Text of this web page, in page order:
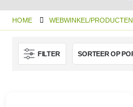
HOME WEBWINKEL/PRODUCTEN
FILTER